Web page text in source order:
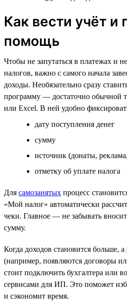
Как вести учёт и
помощь
Чтобы не запутаться в платежах и
налогов, важно с самого начала
доходы. Необязательно сразу
программу — достаточно обычной
или Excel. В ней удобно
дату поступления денег
сумму
источник (донаты,
отметку об уплате налога
Для самозанятых процесс
«Мой налог» автоматически
чеки. Главное — не забывать
сумму.
Когда доходов становится больше,
(например, появляются договоры
стоит подключить бухгалтера или
сервисами для ИП. Это поможет
и сэкономит время.